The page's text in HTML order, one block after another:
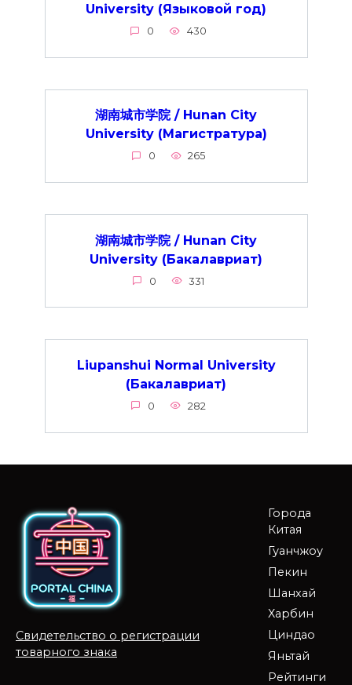
University (Языковой год)
0 430
湖南城市学院 / Hunan City
University (Магистратура)
0 265
湖南城市学院 / Hunan City
University (Бакалавриат)
0 331
Liupanshui Normal University
(Бакалавриат)
0 282
Свидетельство о регистрации
товарного знака
Города
Китая
Гуанчжоу
Пекин
Шанхай
Харбин
Циндао
Яньтай
Рейтинги